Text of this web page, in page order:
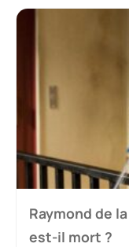
Raymond de
est-il mort ?